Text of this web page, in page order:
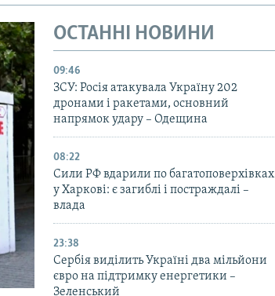
ОСТАННІ НОВИНИ
09:46
ЗСУ: Росія атакувала Україну 202
дронами і ракетами, основний
напрямок удару – Одещина
08:22
Сили РФ вдарили по багатоповерхівках
у Харкові: є загиблі і постраждалі –
влада
23:38
Сербія виділить Україні два мільйони
євро на підтримку енергетики –
Зеленський